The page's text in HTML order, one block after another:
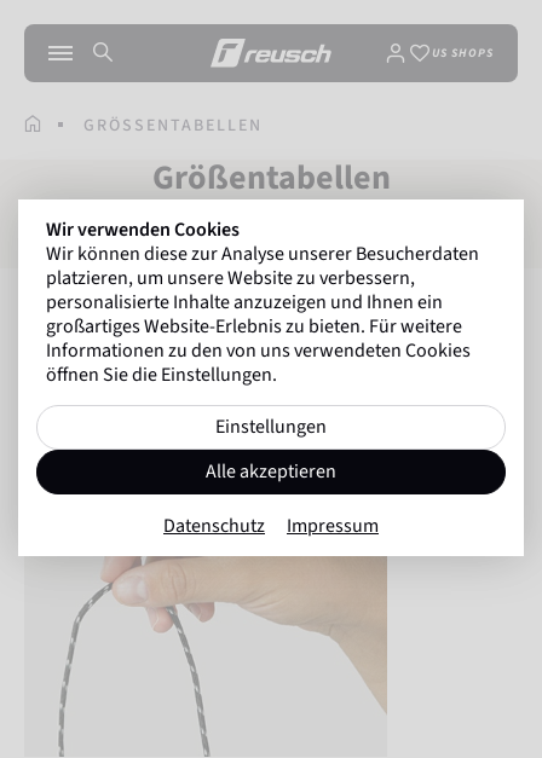
US SHOPS
GRÖSSENTABELLEN
Größentabellen
In drei Schritten zur richtigen
Handschuhgröße:
Wir verwenden Cookies
Wir können diese zur Analyse unserer Besucherdaten
platzieren, um unsere Website zu verbessern,
personalisierte Inhalte anzuzeigen und Ihnen ein
großartiges Website-Erlebnis zu bieten. Für weitere
Informationen zu den von uns verwendeten Cookies
öffnen Sie die Einstellungen.
Einstellungen
Alle akzeptieren
Datenschutz Impressum